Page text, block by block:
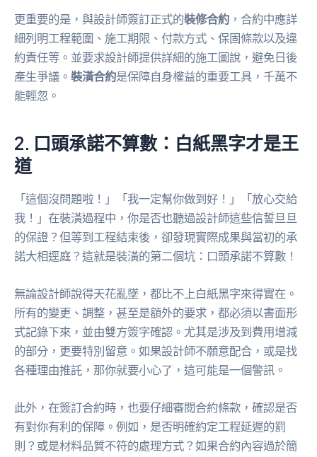
更重要的是，與設計師簽訂正式的裝修合約 ，合約中應詳
細列明工程範圍、施工期限、付款方式、保固條款以及違
約責任等。並要求設計師提供詳細的施工圖說，避免日後
產生爭議。 裝潢合約是保障自身權益的重要工具，千萬不
能輕忽。
2. 口頭承諾不算數：白紙黑字才是王
道
「這個沒問題啦！」「我一定幫你做到好！」「放心交給
我！」在裝潢過程中，你是否也聽過設計師這些信誓旦旦
的保證？但等到工程結束後，卻發現實際成果與當初的承
諾大相逕庭？這就是裝潢的第二個坑：口頭承諾不算數！
無論設計師說得天花亂墜，都比不上白紙黑字來得實在。
所有的變更、調整，甚至是額外的要求，都必須以書面形
式記錄下來，並由雙方簽字確認。尤其是涉及到費用增減
的部分，更要特別留意。如果設計師不願意配合，或是找
各種理由推託，那你就要小心了，這可能是一個警訊。
此外，在簽訂合約時，也要仔細審閱合約條款，確認是否
有對你有利的保障。例如，是否明確約定工程延遲的罰
則？或是材料品質不符的處理方式？如果合約內容過於簡